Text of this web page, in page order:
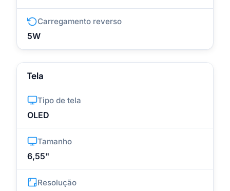
Carregamento reverso
5W
Tela
Tipo de tela
OLED
Tamanho
6,55"
Resolução